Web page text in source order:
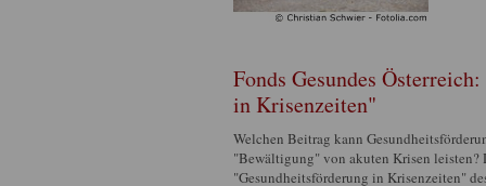
Fonds Gesundes
in Krisenzeiten"
Welchen Beitrag kann
"Bewältigung" von akuten Krisen leisten?
"Gesundheitsförderung in Krisenzeiten"